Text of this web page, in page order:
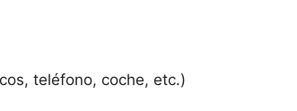
teléfono, coche, etc.)